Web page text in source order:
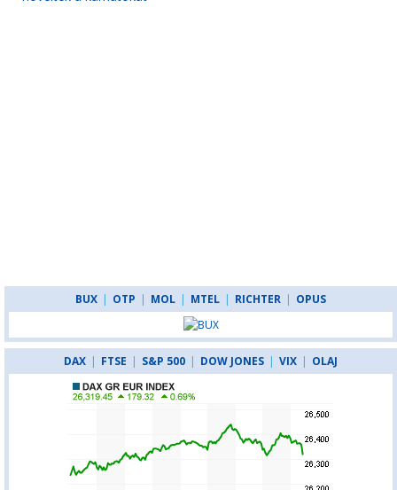
BUX | OTP | MOL | MTEL | RICHTER | OPUS
DAX | FTSE | S&P 500 | DOW JONES | VIX | OLAJ